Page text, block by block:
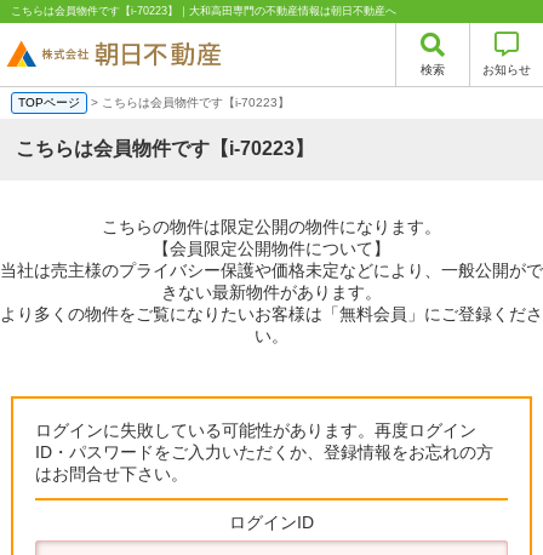
こちらは会員物件です【i-70223】｜大和高田専門の不動産情報は朝日不動産へ
検索 お知らせ
TOPページ > こちらは会員物件です【i-70223】
こちらは会員物件です【i-70223】
こちらの物件は限定公開の物件になります。
【会員限定公開物件について】
当社は売主様のプライバシー保護や価格未定などにより、一般公開がで
きない最新物件があります。
より多くの物件をご覧になりたいお客様は「無料会員」にご登録くださ
い。
ログインに失敗している可能性があります。再度ログイン
ID・パスワードをご入力いただくか、登録情報をお忘れの方
はお問合せ下さい。
ログインID